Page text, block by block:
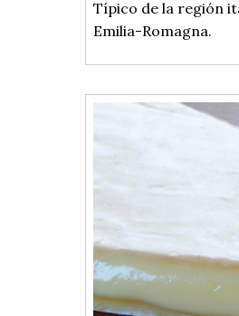
Típico de la región
Emilia-Romagna.